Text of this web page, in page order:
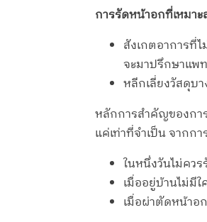
การรัดหน้าอกที่เหมาะ
สังเกตอาการที่
จะมาปรึกษาแพ
หลีกเลี่ยงวัสดุบ
หลักการสำคัญของกา
แค่เท่าที่จำเป็น จาก
ในหนึ่งวันไม่ควร
เมื่ออยู่บ้านไม่มี
เมื่อผ่าตัดหน้าอ